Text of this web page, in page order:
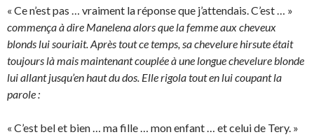
« Ce n’est pas … vraiment la réponse que j’attendais. C’est … »
commença à dire Manelena alors que la femme aux cheveux
blonds lui souriait. Après tout ce temps, sa chevelure hirsute était
toujours là mais maintenant couplée à une longue chevelure blonde
lui allant jusqu’en haut du dos. Elle rigola tout en lui coupant la
parole :
« C’est bel et bien … ma fille … mon enfant … et celui de Tery. »